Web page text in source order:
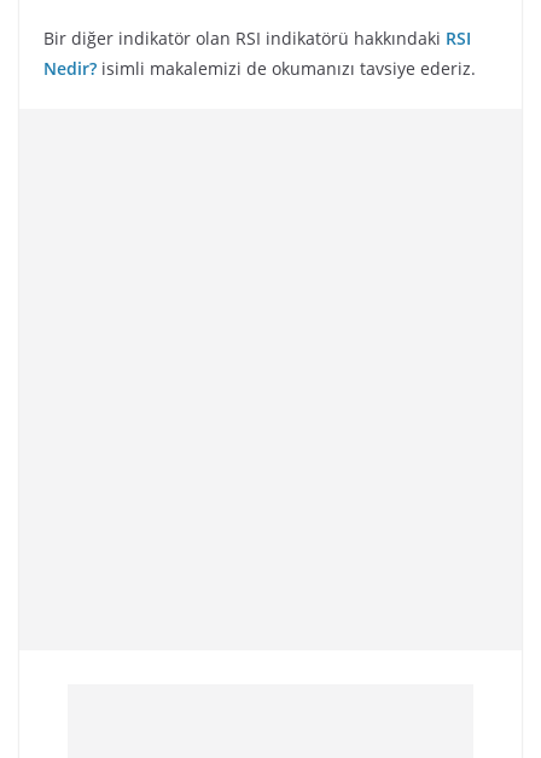
Bir diğer indikatör olan RSI indikatörü hakkındaki RSI
Nedir? isimli makalemizi de okumanızı tavsiye ederiz.